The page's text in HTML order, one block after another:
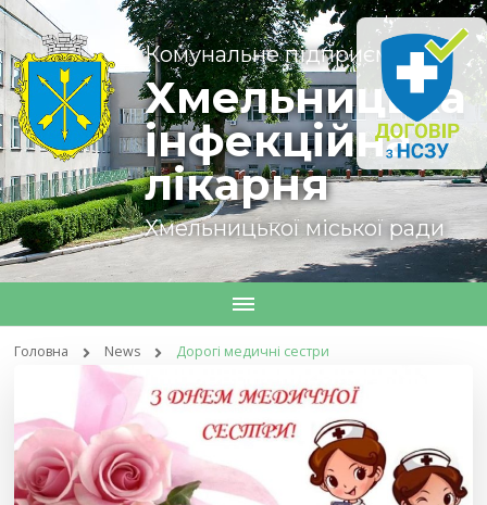
Комунальне підприємство
Хмельницька
інфекційна
лікарня
Хмельницької міської ради
Головна News Дорогі медичні сестри